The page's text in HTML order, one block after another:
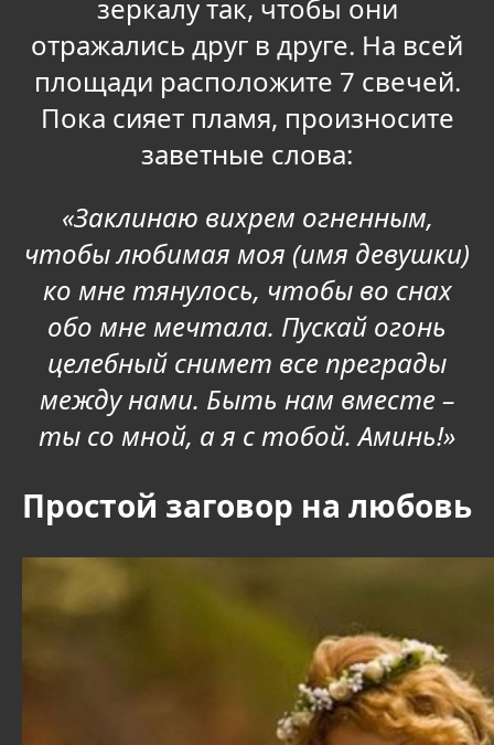
зеркалу так, чтобы они
отражались друг в друге. На всей
площади расположите 7 свечей.
Пока сияет пламя, произносите
заветные слова:
«Заклинаю вихрем огненным,
чтобы любимая моя (имя девушки)
ко мне тянулось, чтобы во снах
обо мне мечтала. Пускай огонь
целебный снимет все преграды
между нами. Быть нам вместе –
ты со мной, а я с тобой. Аминь!»
Простой заговор на любовь